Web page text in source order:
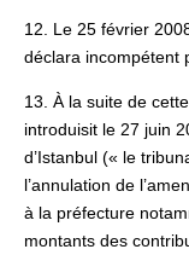
12. Le 25 février
déclara incompétent
13. À la suite de
introduisit le 27 juin
d’Istanbul (« le
l’annulation de
à la préfecture
montants des